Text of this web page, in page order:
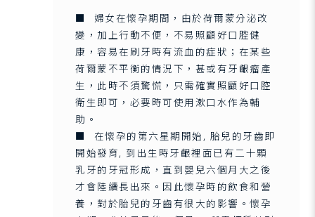
■ 婦女在懷孕期間，由於荷爾蒙分泌改
變，加上行動不便，不易照顧好口腔健
康，容易在刷牙時有流血的症狀；在某些
荷爾蒙不平衡的情況下，甚或有牙齦瘤產
生，此時不須驚慌，只需確實照顧好口腔
衛生即可，必要時可使用漱口水作為輔
助。
■ 在懷孕的第六星期開始, 胎兒的牙齒即
開始發育, 到出生時牙齦裡面已有二十顆
乳牙的牙冠形成，直到嬰兒六個月大之後
才會陸續長出來。因此懷孕時的飲食和營
養，對於胎兒的牙齒有很大的影響。懷孕